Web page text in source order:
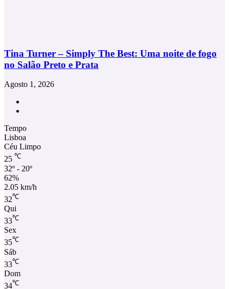
Tina Turner – Simply The Best: Uma noite de fogo
no Salão Preto e Prata
Agosto 1, 2026
Tempo
Lisboa
Céu Limpo
25 ℃
32º - 20º
62%
2.05 km/h
32℃
Qui
33℃
Sex
35℃
Sáb
33℃
Dom
34℃